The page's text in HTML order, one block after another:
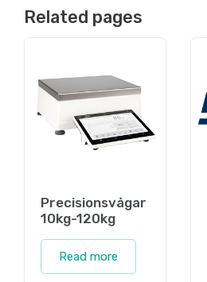
Related pages
Precisionsvågar
10kg-120kg
Read more